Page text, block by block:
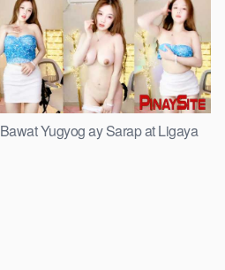
Bawat Yugyog ay Sarap at Ligaya